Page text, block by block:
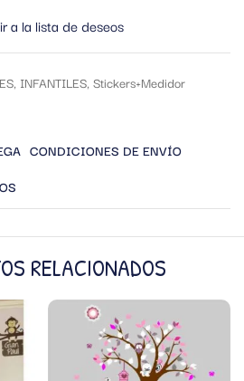
a la lista de deseos
, INFANTILES, Stickers+Medidor
CONDICIONES DE ENVÍO
RELACIONADOS